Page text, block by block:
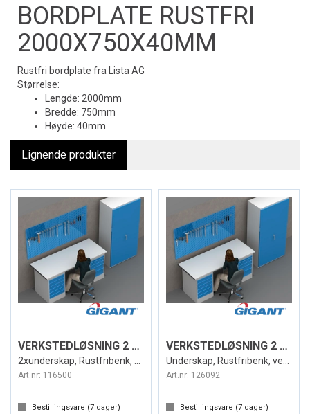
BORDPLATE RUSTFRI
2000X750X40MM
Rustfri bordplate fra Lista AG
Størrelse:
Lengde: 2000mm
Bredde: 750mm
Høyde: 40mm
Lignende produkter
VERKSTEDLØSNING 2 METER + SKAP BLÅ/GRÅ
Art.nr: 116500
Bestillingsvare (7 dager)
VERKSTEDLØSNING 2 METER + SKAP BLÅ/GRÅ
Art.nr: 126092
Bestillingsvare (7 dager)